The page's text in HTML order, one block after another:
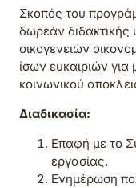
Σκοπός του
δωρεάν διδακτικής
οικογενειών
ίσων ευκαιριών
κοινωνικού
Διαδικασία:
Επαφή με το
εργασίας.
Ενημέρωση